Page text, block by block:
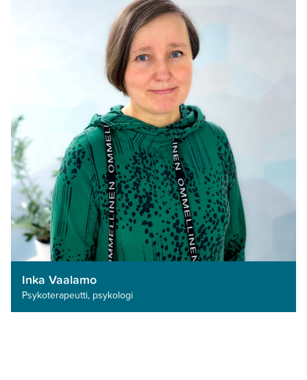
Inka Vaalamo
Psykoterapeutti, psykologi